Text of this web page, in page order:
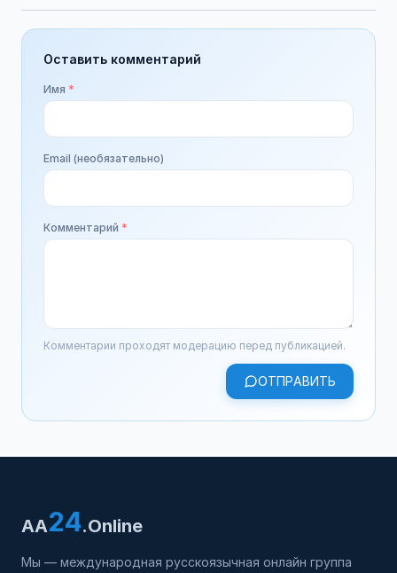
Оставить комментарий
Имя *
Email (необязательно)
Комментарий *
Комментарии проходят модерацию перед публикацией.
ОТПРАВИТЬ
AA24.Online
Мы — международная русскоязычная онлайн группа